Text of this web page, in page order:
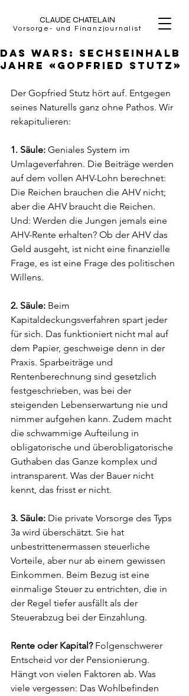
CLAUDE CHATELAIN
Vorsorge- und Finanzjournalist
Das wars: sechseinhalb
Jahre «Gopfried Stutz»
Der Gopfried Stutz hört auf. Entgegen
seines Naturells ganz ohne Pathos. Wir
rekapitulieren:
1. Säule: Geniales System im
Umlageverfahren. Die Beiträge werden
auf dem vollen AHV-Lohn berechnet:
Die Reichen brauchen die AHV nicht;
aber die AHV braucht die Reichen.
Und: Werden die Jungen jemals eine
AHV-Rente erhalten? Ob der AHV das
Geld ausgeht, ist nicht eine finanzielle
Frage, es ist eine Frage des politischen
Willens.
2. Säule: Beim
Kapitaldeckungsverfahren spart jeder
für sich. Das funktioniert nicht mal auf
dem Papier, geschweige denn in der
Praxis. Sparbeiträge und
Rentenberechnung sind gesetzlich
festgeschrieben, was bei der
steigenden Lebenserwartung nie und
nimmer aufgehen kann. Zudem macht
die schwammige Aufteilung in
obligatorische und überobligatorische
Guthaben das Ganze komplex und
intransparent. Was der Bauer nicht
kennt, das frisst er nicht.
3. Säule: Die private Vorsorge des Typs
3a wird überschätzt. Sie hat
unbestrittenermassen steuerliche
Vorteile, aber nur ab einem gewissen
Einkommen. Beim Bezug ist eine
einmalige Steuer zu entrichten, die in
der Regel tiefer ausfällt als der
Steuerabzug bei der Einzahlung.
Rente oder Kapital? Folgenschwerer
Entscheid vor der Pensionierung.
Hängt von vielen Faktoren ab. Was
viele vergessen: Das Wohlbefinden